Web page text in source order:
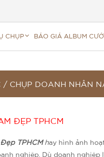
CHỤP BÁO GIÁ ALBUM
/ CHỤP DOANH NHÂN
ĐẸP TPHCM
TPHCMhay hình ảnh
nghiệp. Dù doanh